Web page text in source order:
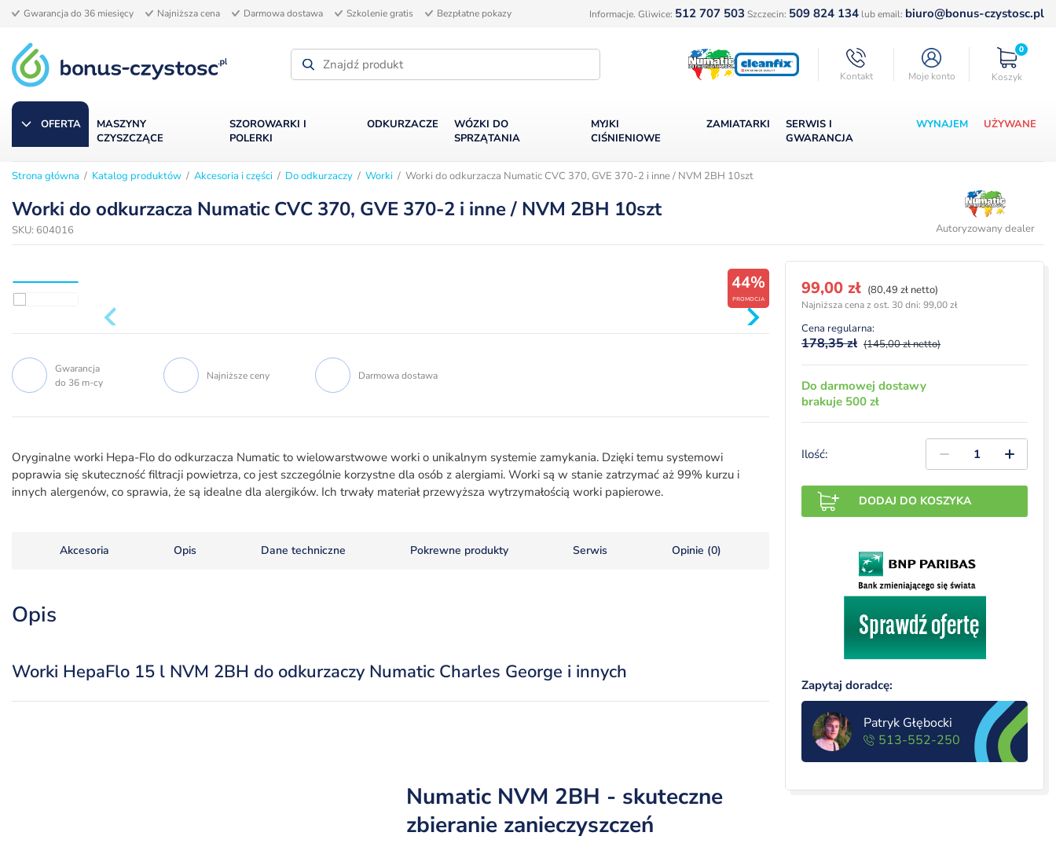
Gwarancja do 36 miesięcy Najniższa cena Darmowa dostawa Szkolenie gratis Bezpłatne pokazy Informacje. Gliwice: 512 707 503 Szczecin: 509 824 134 lub email: biuro@bonus-czystosc.pl
Kontakt Moje konto Koszyk
0
OFERTA
MASZYNY
CZYSZCZĄCE
SZOROWARKI I
POLERKI
ODKURZACZE
WÓZKI DO
SPRZĄTANIA
MYJKI
CIŚNIENIOWE
ZAMIATARKI
SERWIS I
GWARANCJA
WYNAJEM UŻYWANE
Strona główna / Katalog produktów / Akcesoria i części / Do odkurzaczy / Worki / Worki do odkurzacza Numatic CVC 370, GVE 370-2 i inne / NVM 2BH 10szt
Worki do odkurzacza Numatic CVC 370, GVE 370-2 i inne / NVM 2BH 10szt
SKU: 604016 Autoryzowany dealer
44%
PROMOCJA
178,35zł (145,00 zł netto)
Pierwotna
cena
wynosiła:
178,35 zł.
99,00 zł (80,49 zł netto)
Aktualna
cena
wynosi:
99,00 zł.
Najniższa cena z ost. 30 dni: 99,00zł
Cena regularna:
Do darmowej dostawy
brakuje 500 zł
Ilość:
DODAJ DO KOSZYKA
Zapytaj doradcę:
Patryk Głębocki
513-552-250
Gwarancja
do 36 m-cy
Najniższe ceny Darmowa dostawa
Oryginalne worki Hepa-Flo do odkurzacza Numatic to wielowarstwowe worki o unikalnym systemie zamykania. Dzięki temu systemowi
poprawia się skuteczność filtracji powietrza, co jest szczególnie korzystne dla osób z alergiami. Worki są w stanie zatrzymać aż 99% kurzu i
innych alergenów, co sprawia, że są idealne dla alergików. Ich trwały materiał przewyższa wytrzymałością worki papierowe.
Akcesoria Opis Dane techniczne Pokrewne produkty Serwis Opinie (0)
Opis
Worki HepaFlo 15 l NVM 2BH do odkurzaczy Numatic Charles George i innych
Numatic NVM 2BH - skuteczne
zbieranie zanieczyszczeń